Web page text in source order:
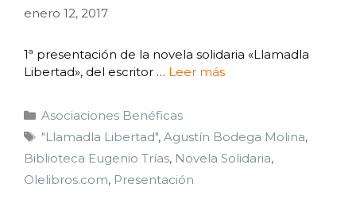
enero 12, 2017
1ª presentación de la novela solidaria «Llamadla
Libertad», del escritor … Leer más
Asociaciones Benéficas
"Llamadla Libertad", Agustín Bodega Molina,
Biblioteca Eugenio Trías, Novela Solidaria,
Olelibros.com, Presentación